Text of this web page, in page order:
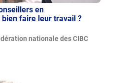
en
faire leur travail ?
nationale des CIBC